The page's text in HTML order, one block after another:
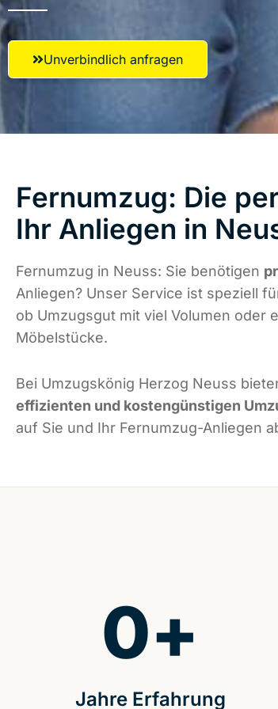
Unverbindlich anfragen
Fernumzug: Die
Ihr Anliegen in
Fernumzug in Neuss: Sie benötigen
Anliegen? Unser Service ist speziell
ob Umzugsgut mit viel Volumen oder
Möbelstücke.
Bei Umzugskönig Herzog Neuss
effizienten und kostengünstigen
auf Sie und Ihr Fernumzug-Anliegen
Jahre Erfahrung
0+